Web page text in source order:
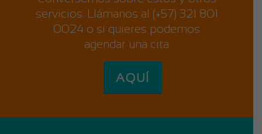
servicios. Llámanos al (+57) 321 801
0024 o si quieres podemos
agendar una cita
AQUÍ